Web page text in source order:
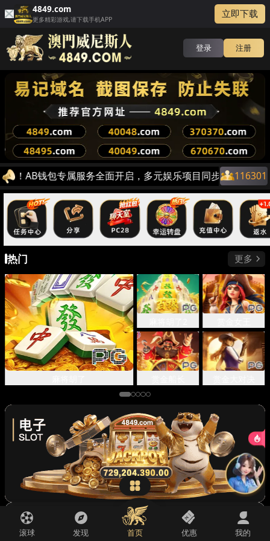
4849.com
更多精彩游戏,请下载手机APP
立即下载
登录 注册
！AB钱包专属服务全面开启，多元娱乐项目同步开放，电子
116301
热门 更多
麻将胡了
麻将胡了2 赏金女王
赏金船长 赏金大对决
滚球 发现 首页 优惠 我的
关闭
先点击，再“添加到主屏幕”